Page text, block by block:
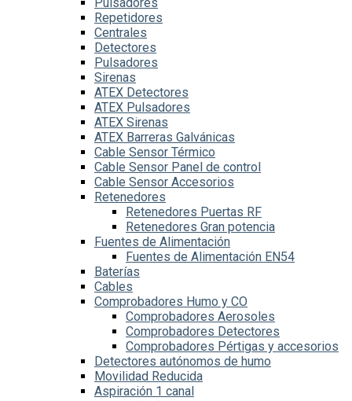
Repetidores
Centrales
Detectores
Pulsadores
Sirenas
ATEX Detectores
ATEX Pulsadores
ATEX Sirenas
ATEX Barreras Galvánicas
Cable Sensor Térmico
Cable Sensor Panel de control
Cable Sensor Accesorios
Retenedores
Retenedores Puertas RF
Retenedores Gran potencia
Fuentes de Alimentación
Fuentes de Alimentación EN54
Baterías
Cables
Comprobadores Humo y CO
Comprobadores Aerosoles
Comprobadores Detectores
Comprobadores Pértigas y accesorios
Detectores autónomos de humo
Movilidad Reducida
Aspiración 1 canal